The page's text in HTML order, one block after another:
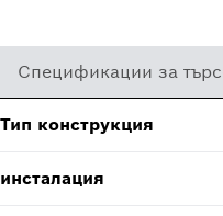
Спецификации за
Тип конструкция
инсталация